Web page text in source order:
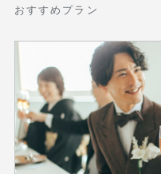
おすすめプラン